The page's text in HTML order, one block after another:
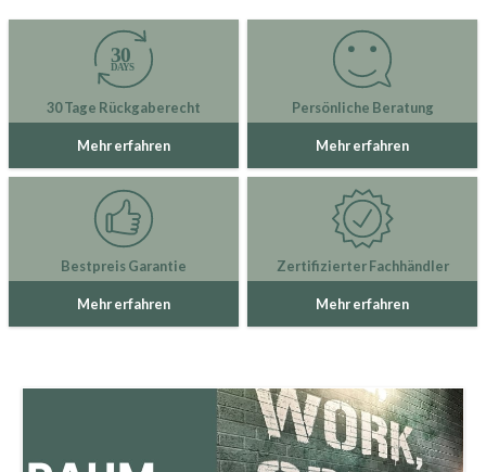
30 Tage Rückgaberecht
Mehr erfahren
Persönliche Beratung
Mehr erfahren
Bestpreis Garantie
Mehr erfahren
Zertifizierter Fachhändler
Mehr erfahren